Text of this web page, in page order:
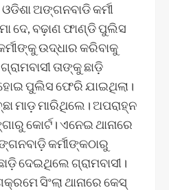
ଅଙ୍ଗନବାଡି କର୍ମୀ
ଦେ, ବଢ଼ାଣ ଫାଣ୍ଡି ପୁଲିସ
ଉଦ୍ଧାର କରିବାକୁ
ତାଙ୍କୁ ଛାଡ଼ି
ପୁଲିସ ଫେରି ଯାଇଥିଲା।
ମାଡ଼ ମାରିଥିଲେ। ଅପରାହ୍ନ
କୋର୍ଟ। ଏନେଇ ଥାନାରେ
କର୍ମୀଙ୍କଠାରୁ
ଦେଇଥିଲେ ଗ୍ରାମବାସୀ।
ସିଂଲା ଥାନାରେ କେସ୍‌